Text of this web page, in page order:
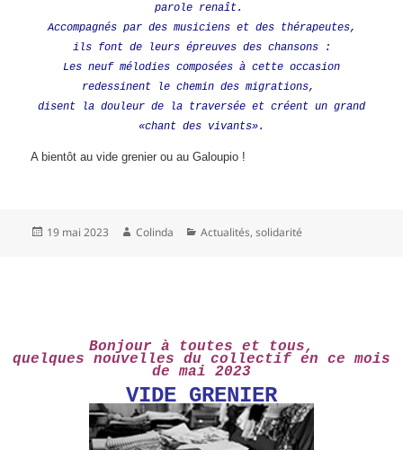
parole renaît.
Accompagnés par des musiciens et des thérapeutes,
ils font de leurs épreuves des chansons :
Les neuf mélodies composées à cette occasion
redessinent le chemin des migrations,
disent la douleur de la traversée et créent un grand
«chant des vivants».
A bientôt au vide grenier ou au Galoupio !
Publié
19 mai 2023 Auteur
Colinda Catégories
Actualités,solidarité
Bonjour à toutes et tous,
quelques nouvelles du collectif en ce mois
de mai 2023
VIDE GRENIER